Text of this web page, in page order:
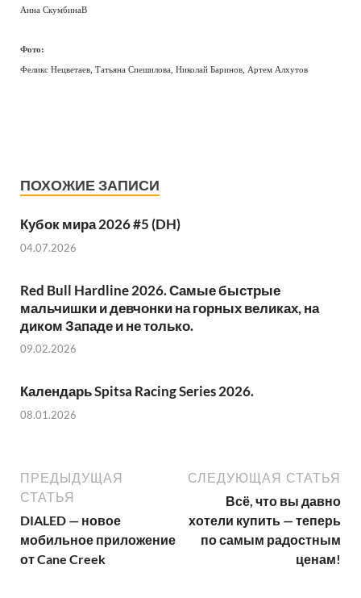
Анна СкумбинаВ
Фото:
Феликс Нецветаев, Татьяна Спешилова, Николай Баринов, Артем Алхутов
ПОХОЖИЕ ЗАПИСИ
Кубок мира 2026 #5 (DH)
04.07.2026
Red Bull Hardline 2026. Самые быстрые
мальчишки и девчонки на горных великах, на
диком Западе и не только.
09.02.2026
Календарь Spitsa Racing Series 2026.
08.01.2026
ПРЕДЫДУЩАЯ
СТАТЬЯ
DIALED — новое
мобильное приложение
от Cane Creek
СЛЕДУЮЩАЯ СТАТЬЯ
Всё, что вы давно
хотели купить — теперь
по самым радостным
ценам!